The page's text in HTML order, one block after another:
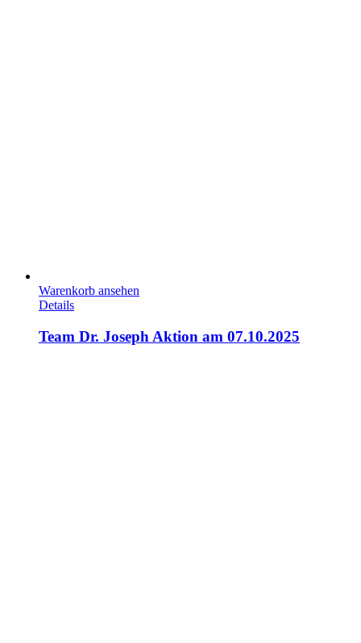
Warenkorb ansehen
Details
Team Dr. Joseph Aktion am 07.10.2025